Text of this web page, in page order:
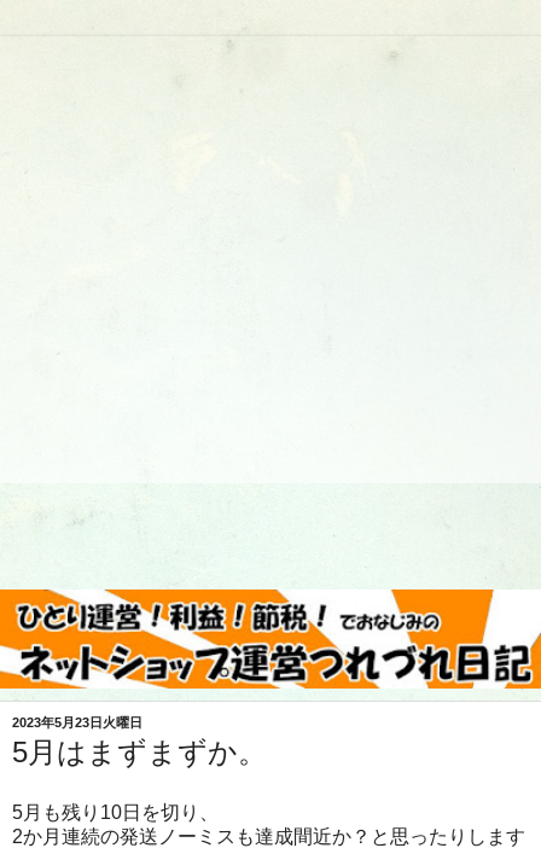
2023年5月23日火曜日
5月はまずまずか。
5月も残り10日を切り、
2か月連続の発送ノーミスも達成間近か？と思ったりします